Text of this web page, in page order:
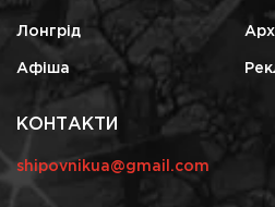
Лонгрід
Афіша
КОНТАКТИ
shipovnikua@gmail.com